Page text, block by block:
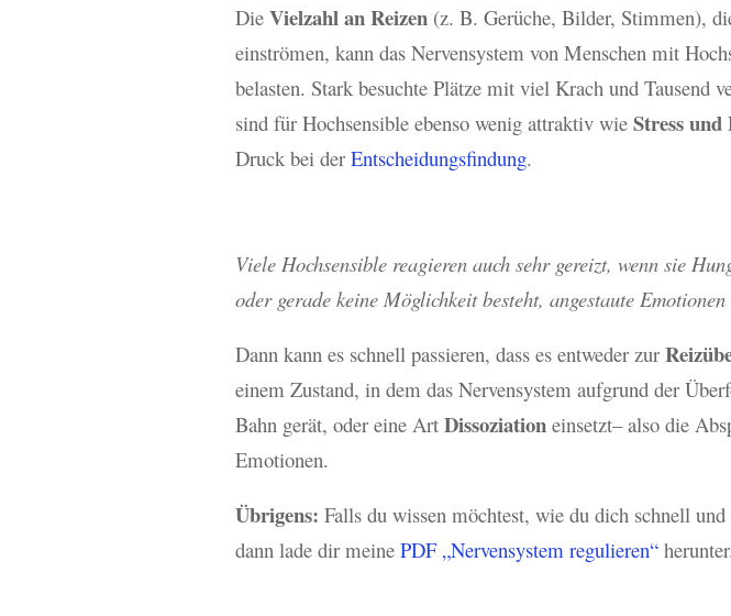
DieVielzahl an Reizen (z. B. Gerüche, Bilder, Stimmen),
einströmen, kann das Nervensystem von Menschen mit
belasten. Stark besuchte Plätze mit viel Krach und Tausend
sind für Hochsensible ebenso wenig attraktiv wieStress
Druck bei derEntscheidungsfindung.
Viele Hochsensible reagieren auch sehr gereizt, wenn sie
oder gerade keine Möglichkeit besteht, angestaute Emotionen
Dann kann es schnell passieren, dass es entweder zur
einem Zustand, in dem das Nervensystem aufgrund der
Bahn gerät, oder eine ArtDissoziation einsetzt– also die
Emotionen.
Übrigens: Falls du wissen möchtest, wie du dich schnell und
dann lade dir meinePDF „Nervensystem regulieren“